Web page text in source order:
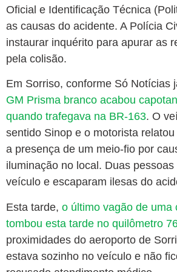
Oficial e Identificação Técnica
as causas do acidente. A Polícia
instaurar inquérito para apurar as
pela colisão.
Em Sorriso, conforme Só Notícias
GM Prisma branco acabou
quando trafegava na BR-163. O
sentido Sinop e o motorista
a presença de um meio-fio por
iluminação no local. Duas
veículo e escaparam ilesas do
Esta tarde, o último vagão de uma
tombou esta tarde no quilômetro
proximidades do aeroporto de
estava sozinho no veículo e não